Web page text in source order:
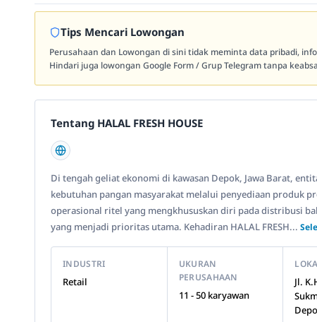
Tips Mencari Lowongan
Perusahaan dan Lowongan di sini tidak meminta data pribadi,
Hindari juga lowongan Google Form / Grup Telegram tanpa
Tentang HALAL FRESH HOUSE
Di tengah geliat ekonomi di kawasan Depok, Jawa Barat,
kebutuhan pangan masyarakat melalui penyediaan produk
operasional ritel yang mengkhususkan diri pada distribusi
yang menjadi prioritas utama. Kehadiran HALAL FRESH...
INDUSTRI
Retail
UKURAN
PERUSAHAAN
11 - 50 karyawan
Jl.